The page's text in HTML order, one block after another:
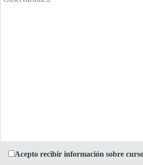
Acepto recibir información sobre